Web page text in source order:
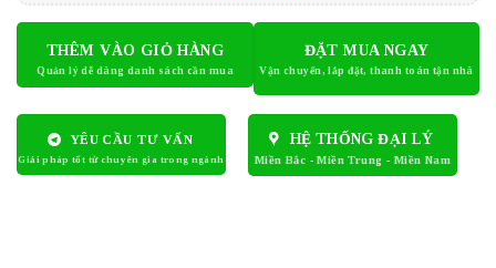
THÊM VÀO GIỎ HÀNG ĐẶT MUA NGAY
YÊU CẦU TƯ VẤN HỆ THỐNG ĐẠI LÝ